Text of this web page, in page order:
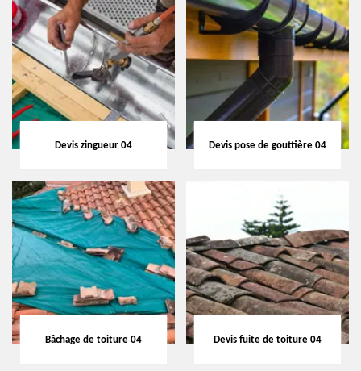
Devis zingueur 04 Devis pose de gouttière 04
Bâchage de toiture 04 Devis fuite de toiture 04